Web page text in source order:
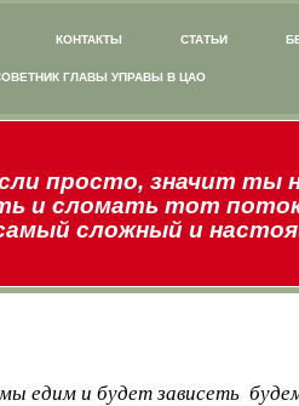
КОНТАКТЫ СТАТЬИ
ГЛАВЫ УПРАВЫ В ЦАО
просто, значит ты
и сломать тот
сложный и
едим и будет зависеть